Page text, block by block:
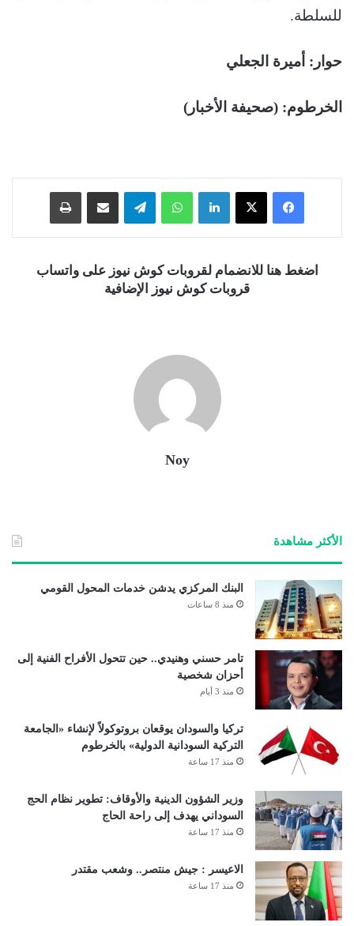
للسلطة.
حوار: أميرة الجعلي
الخرطوم: (صحيفة الأخبار)
فيسبوك ‫X لينكدإن واتساب تيلقرام
اضغط هنا للانضمام لقروبات كوش نيوز على واتساب
قروبات كوش نيوز الإضافية
Noy
الأكثر مشاهدة
البنك المركزي يدشن خدمات المحول القومي
منذ 8 ساعات
تامر حسني وهنيدي.. حين تتحول الأفراح الفنية إلى
أحزان شخصية
منذ 3 أيام
تركيا والسودان يوقعان بروتوكولاً لإنشاء «الجامعة
التركية السودانية الدولية» بالخرطوم
منذ 17 ساعة
وزير الشؤون الدينية والأوقاف: تطوير نظام الحج
السوداني يهدف إلى راحة الحاج
منذ 17 ساعة
الاعيسر : جيش منتصر.. وشعب مقتدر
منذ 17 ساعة